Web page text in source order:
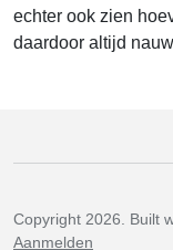
echter ook zien
daardoor altijd
Copyright 2026. Built
Aanmelden